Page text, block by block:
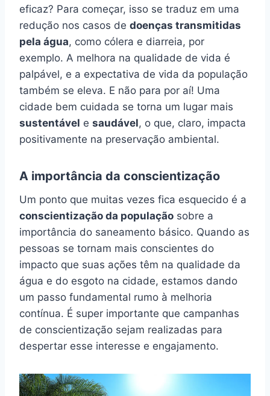
eficaz? Para começar, isso se traduz em uma
redução nos casos de doenças transmitidas
pela água, como cólera e diarreia, por
exemplo. A melhora na qualidade de vida é
palpável, e a expectativa de vida da população
também se eleva. E não para por aí! Uma
cidade bem cuidada se torna um lugar mais
sustentável e saudável, o que, claro, impacta
positivamente na preservação ambiental.
A importância da conscientização
Um ponto que muitas vezes fica esquecido é a
conscientização da população sobre a
importância do saneamento básico. Quando as
pessoas se tornam mais conscientes do
impacto que suas ações têm na qualidade da
água e do esgoto na cidade, estamos dando
um passo fundamental rumo à melhoria
contínua. É super importante que campanhas
de conscientização sejam realizadas para
despertar esse interesse e engajamento.